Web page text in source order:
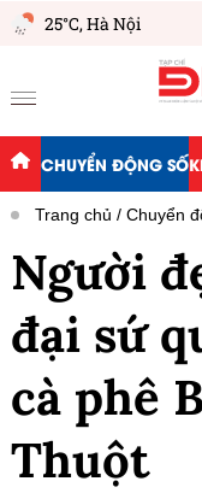
25°C,Hà Nội
CHUYỂN ĐỘNG SỐ
Trang chủ Chuyển
Người
đại sứ
cà phê
Thuột